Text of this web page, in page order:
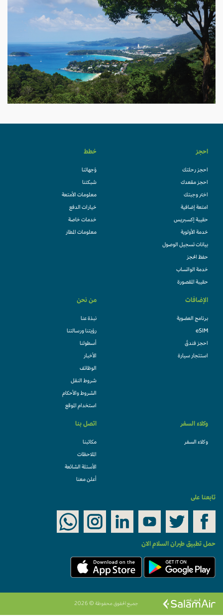
احجز
احجز رحلتك
احجز مقعدك
اختر وجبتك
امتعة إضافية
حقيبة إكسبريس
خدمة الأولوية
بيانات تسجيل الوصول
حفظ الحجز
خدمة الواتساب
حقيبة المقصورة
خطط
وُجهاتنا
شبكتنا
معلومات الأمتعة
خيارات الدفع
خدمات خاصة
معلومات المطار
الإضافات
برنامج العضوية
eSIM
احجز فندقً
استئجار سيارة
من نحن
نبذة عنا
رؤيتنا ورسالتنا
أسطولنا
الأخبار
الوظائف
شروط النقل
الشروط والأحكام
استخدام الموقع
وكلاء السفر
وكلاء السفر
اتصل بنا
مكاتبنا
الملاحظات
الأسئلة الشائعة
أعلن معنا
تابعنا على
حمل تطبيق طيران السلام الان
جميع الحقوق محفوظة © 2026